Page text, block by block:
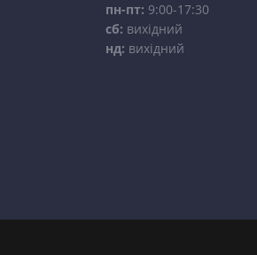
пн-пт: 9:00-17:30
сб: вихідний
нд: вихідний